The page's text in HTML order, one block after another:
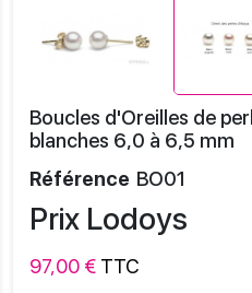
Boucles d'Oreilles de
blanches 6,0 à 6,5 mm
Référence BO01
Prix Lodoys
97,00 € TTC